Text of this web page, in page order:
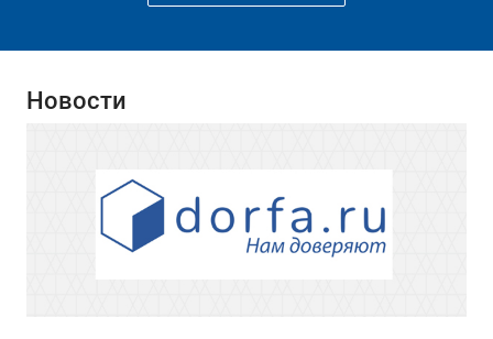
Новости